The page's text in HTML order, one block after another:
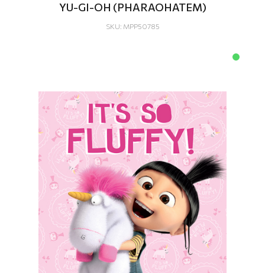
YU-GI-OH (PHARAOHATEM)
SKU: MPP50785